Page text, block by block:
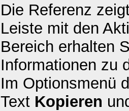
Die Referenz
Leiste mit den
Bereich erhalten
Informationen zu
Im Optionsmenü
Text Kopieren